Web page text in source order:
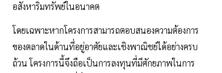
อสังหาริมทรัพย์ในอนาคต
โดยเฉพาะหากโครงการสามารถตอบสนองความต้องการ
ของตลาดในด้านที่อยู่อาศัยและเชิงพาณิชย์ได้อย่างครบ
ถ้วน โครงการนี้จึงถือเป็นการลงทุนที่มีศักยภาพในการ